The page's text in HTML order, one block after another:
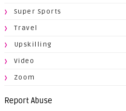
Super Sports
Travel
Upskilling
Video
Zoom
Report Abuse